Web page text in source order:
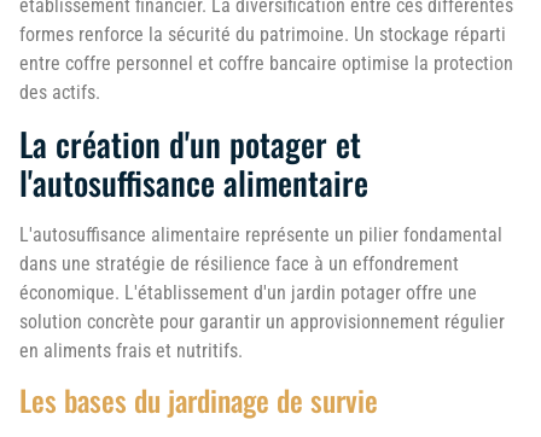
établissement financier. La diversification entre ces différentes
formes renforce la sécurité du patrimoine. Un stockage réparti
entre coffre personnel et coffre bancaire optimise la protection
des actifs.
La création d'un potager et
l'autosuffisance alimentaire
L'autosuffisance alimentaire représente un pilier fondamental
dans une stratégie de résilience face à un effondrement
économique. L'établissement d'un jardin potager offre une
solution concrète pour garantir un approvisionnement régulier
en aliments frais et nutritifs.
Les bases du jardinage de survie